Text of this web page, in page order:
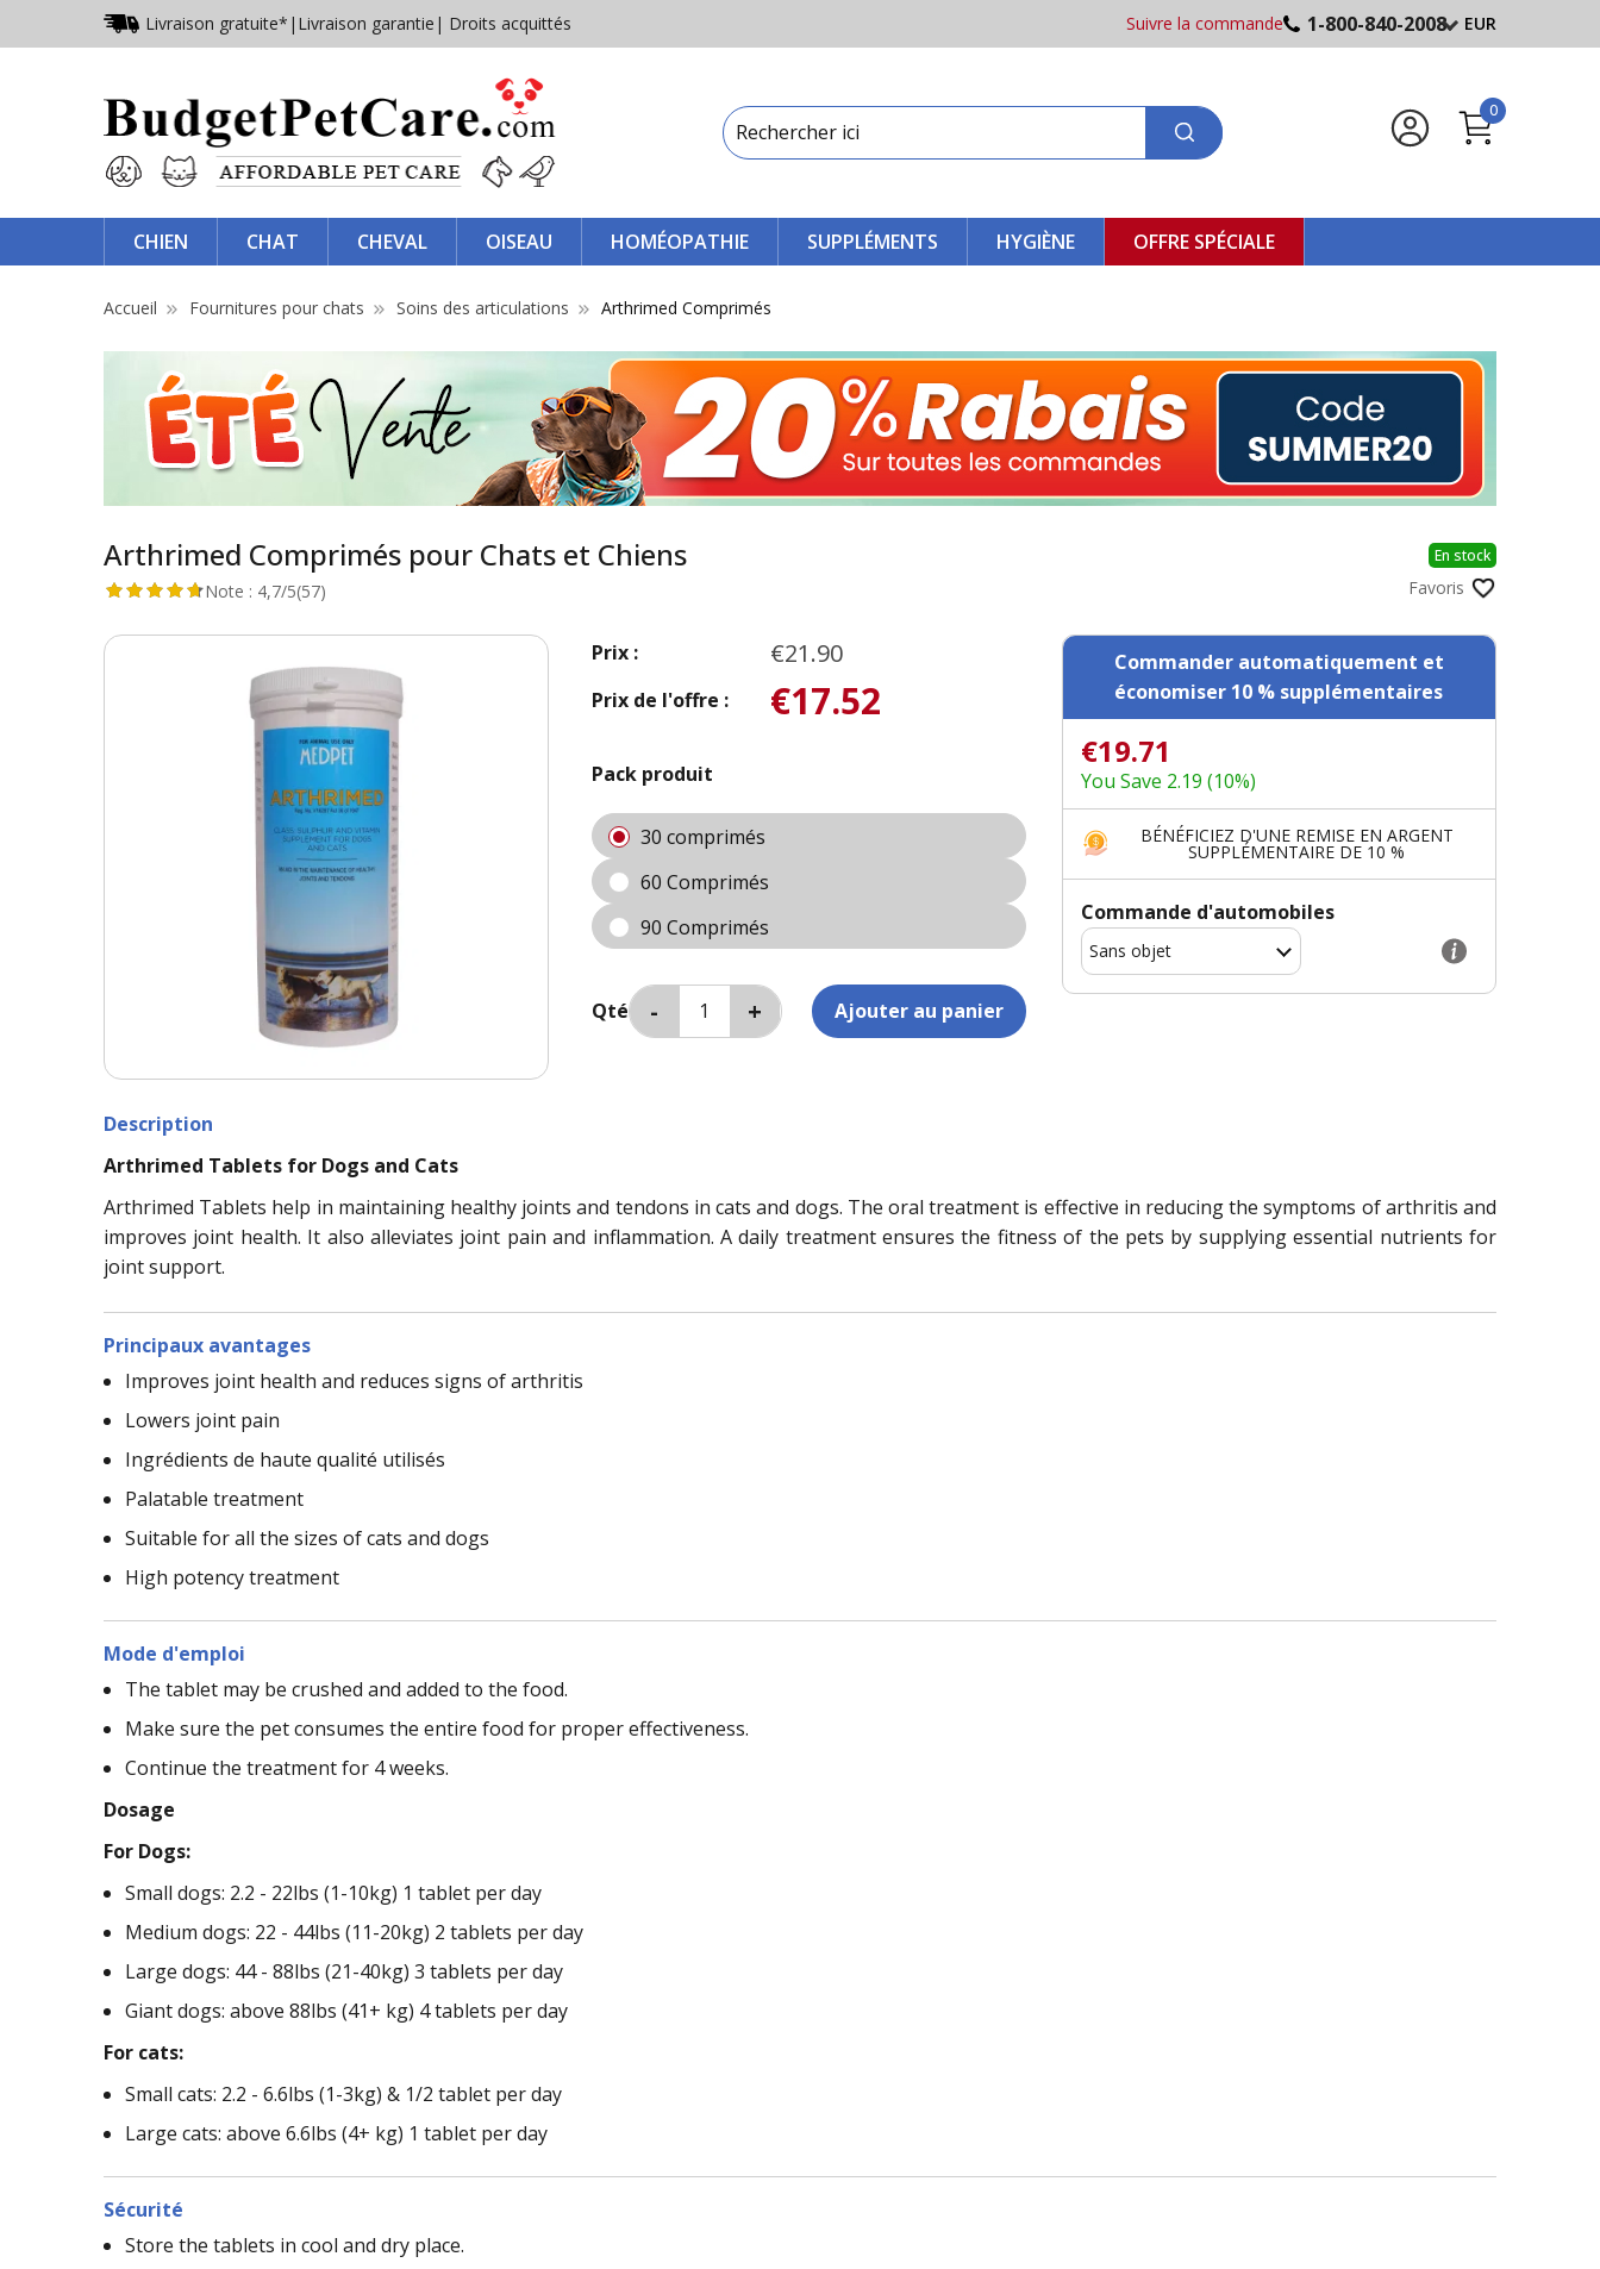
Livraison gratuite* | Livraison garantie | Droits acquittés Suivre la commande 1-800-840-2008 EUR
0
CHIEN CHAT CHEVAL OISEAU HOMÉOPATHIE SUPPLÉMENTS HYGIÈNE OFFRE SPÉCIALE
Accueil Fournitures pour chats Soins des articulations Arthrimed Comprimés
Arthrimed Comprimés pour Chats et Chiens En stock
Note : 4,7/5(57) Favoris
Prix : €21.90
Prix de l'offre : €17.52
Pack produit
30 comprimés
60 Comprimés
90 Comprimés
Commander automatiquement et
économiser 10 % supplémentaires
€19.71
You Save 2.19 (10%)
BÉNÉFICIEZ D'UNE REMISE EN ARGENT
SUPPLÉMENTAIRE DE 10 %
Commande d'automobiles
Qté
Description
Arthrimed Tablets for Dogs and Cats
Arthrimed Tablets help in maintaining healthy joints and tendons in cats and dogs. The oral treatment is effective in reducing the symptoms of arthritis and
improves joint health. It also alleviates joint pain and inflammation. A daily treatment ensures the fitness of the pets by supplying essential nutrients for
joint support.
Principaux avantages
Improves joint health and reduces signs of arthritis
Lowers joint pain
Ingrédients de haute qualité utilisés
Palatable treatment
Suitable for all the sizes of cats and dogs
High potency treatment
Mode d'emploi
The tablet may be crushed and added to the food.
Make sure the pet consumes the entire food for proper effectiveness.
Continue the treatment for 4 weeks.
Dosage
For Dogs:
Small dogs: 2.2 - 22lbs (1-10kg) 1 tablet per day
Medium dogs: 22 - 44lbs (11-20kg) 2 tablets per day
Large dogs: 44 - 88lbs (21-40kg) 3 tablets per day
Giant dogs: above 88lbs (41+ kg) 4 tablets per day
For cats:
Small cats: 2.2 - 6.6lbs (1-3kg) & 1/2 tablet per day
Large cats: above 6.6lbs (4+ kg) 1 tablet per day
Sécurité
Store the tablets in cool and dry place.